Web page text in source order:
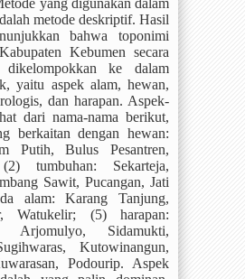
yang digunakan dalam
metode deskriptif. Hasil
bahwa toponimi
Kebumen secara
ke dalam
yaitu aspek alam, hewan,
dan harapan. Aspek-
dari nama-nama berikut,
berkaitan dengan hewan:
Putih, Bulus Pesantren,
tumbuhan: Sekarteja,
Sawit, Pucangan, Jati
alam: Karang Tanjung,
Watukelir; (5) harapan:
Arjomulyo, Sidamukti,
Kutowinangun,
Podourip. Aspek